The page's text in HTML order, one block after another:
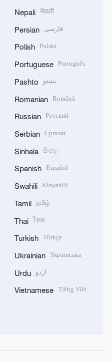
Nepali नेपाली
Persian فارسی
Polish Polski
Portuguese Português
Pashto پښتو
Romanian Română
Russian Русский
Serbian Српски
Sinhala සිංහල
Spanish Español
Swahili Kiswahili
Tamil தமிழ்
Thai ไทย
Turkish Türkçe
Ukrainian Українська
Urdu اردو
Vietnamese Tiếng Việt